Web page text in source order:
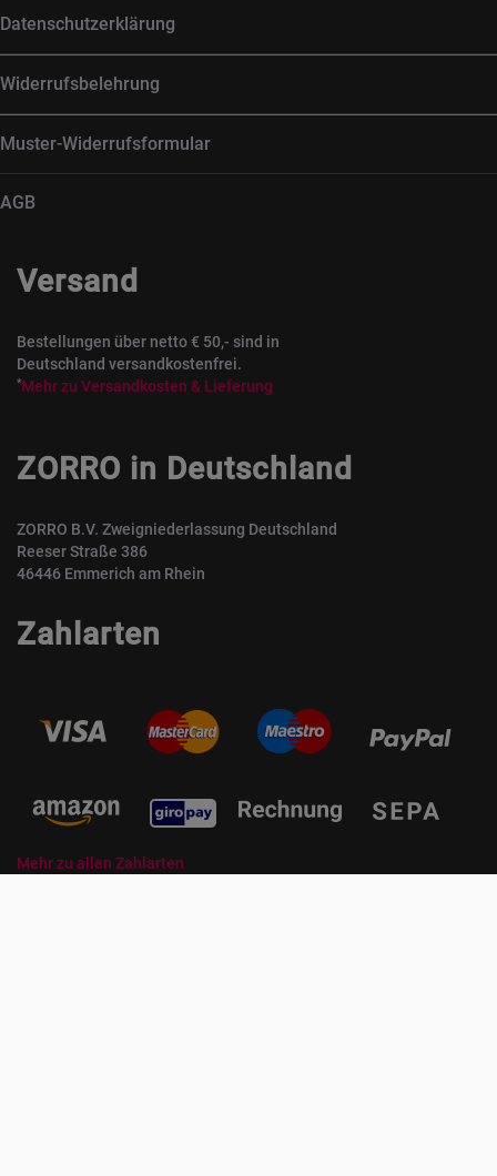
Datenschutzerklärung
Widerrufsbelehrung
Muster-Widerrufsformular
AGB
Versand
Bestellungen über netto € 50,- sind in
Deutschland versandkostenfrei.
*Mehr zu Versandkosten & Lieferung
ZORRO in Deutschland
ZORRO B.V. Zweigniederlassung Deutschland
Reeser Straße 386
46446 Emmerich am Rhein
Zahlarten
Mehr zu allen Zahlarten